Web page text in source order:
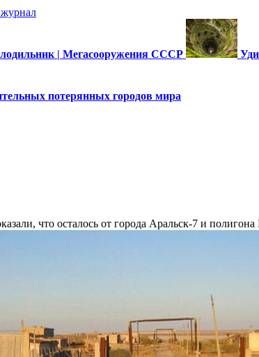
| Мегасооружения СССР
потерянных городов мира
что осталось от города Аральск-7 и полигона